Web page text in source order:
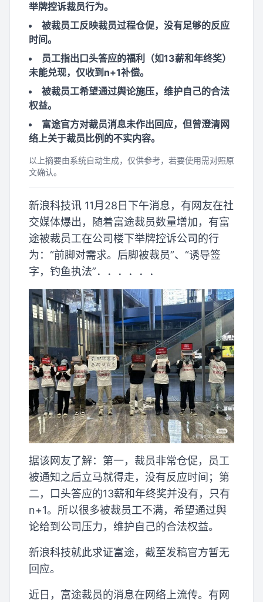
举牌控诉裁员行为。
被裁员工反映裁员过程仓促，没有足够的反应
时间。
员工指出口头答应的福利（如13薪和年终奖）
未能兑现，仅收到n+1补偿。
被裁员工希望通过舆论施压，维护自己的合法
权益。
富途官方对裁员消息未作出回应，但曾澄清网
络上关于裁员比例的不实内容。
以上摘要由系统自动生成，仅供参考，若要使用需对照原
文确认。
新浪科技讯 11月28日下午消息，有网友在社
交媒体爆出，随着富途裁员数量增加，有富
途被裁员工在公司楼下举牌控诉公司的行
为：“前脚对需求。后脚被裁员”、“诱导签
字，钓鱼执法”．．．．．．
据该网友了解：第一，裁员非常仓促，员工
被通知之后立马就得走，没有反应时间；第
二，口头答应的13薪和年终奖并没有，只有
n+1。所以很多被裁员工不满，希望通过舆
论给到公司压力，维护自己的合法权益。
新浪科技就此求证富途，截至发稿官方暂无
回应。
近日，富途裁员的消息在网络上流传。有网